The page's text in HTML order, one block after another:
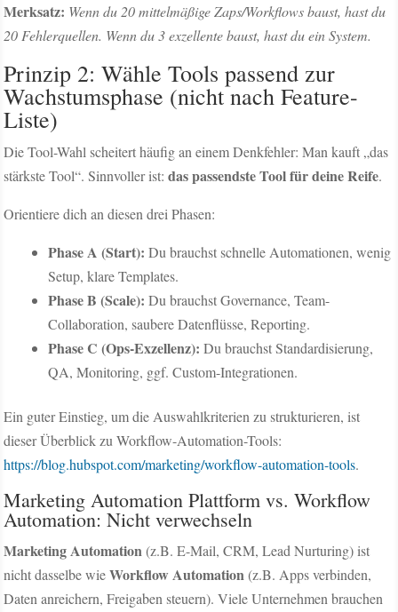
Merksatz: Wenn du 20 mittelmäßige Zaps/Workflows baust, hast du
20 Fehlerquellen. Wenn du 3 exzellente baust, hast du ein System.
Prinzip 2: Wähle Tools passend zur
Wachstumsphase (nicht nach Feature-
Liste)
Die Tool-Wahl scheitert häufig an einem Denkfehler: Man kauft „das
stärkste Tool“. Sinnvoller ist:das passendste Tool für deine Reife.
Orientiere dich an diesen drei Phasen:
Phase A (Start): Du brauchst schnelle Automationen, wenig
Setup, klare Templates.
Phase B (Scale): Du brauchst Governance, Team-
Collaboration, saubere Datenflüsse, Reporting.
Phase C (Ops‑Exzellenz): Du brauchst Standardisierung,
QA, Monitoring, ggf. Custom-Integrationen.
Ein guter Einstieg, um die Auswahlkriterien zu strukturieren, ist
dieser Überblick zu Workflow-Automation-Tools:
https://blog.hubspot.com/marketing/workflow-automation-tools.
Marketing Automation Plattform vs. Workflow
Automation: Nicht verwechseln
Marketing Automation(z.B. E-Mail, CRM, Lead Nurturing) ist
nicht dasselbe wieWorkflow Automation(z.B. Apps verbinden,
Daten anreichern, Freigaben steuern). Viele Unternehmen brauchen